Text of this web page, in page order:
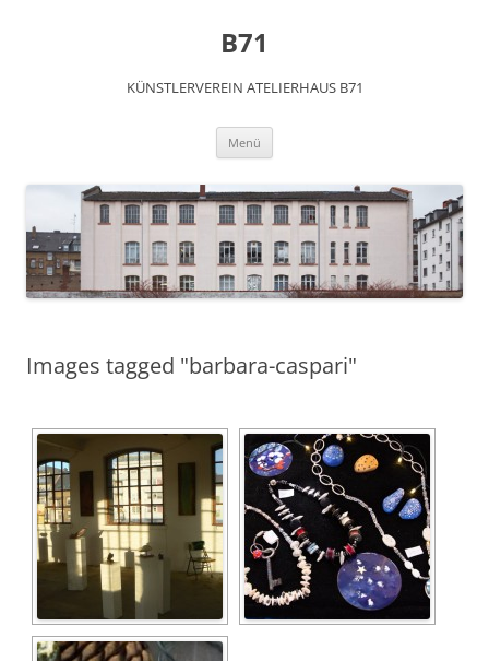
B71
KÜNSTLERVEREIN ATELIERHAUS B71
Menü
Images tagged "barbara-caspari"